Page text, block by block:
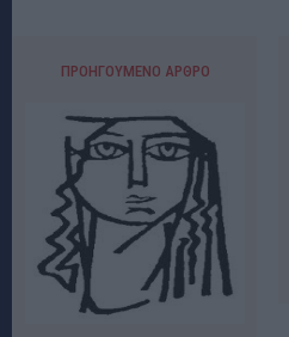
ΠΡΟΗΓΟΎΜΕΝΟ ΆΡΘΡΟ